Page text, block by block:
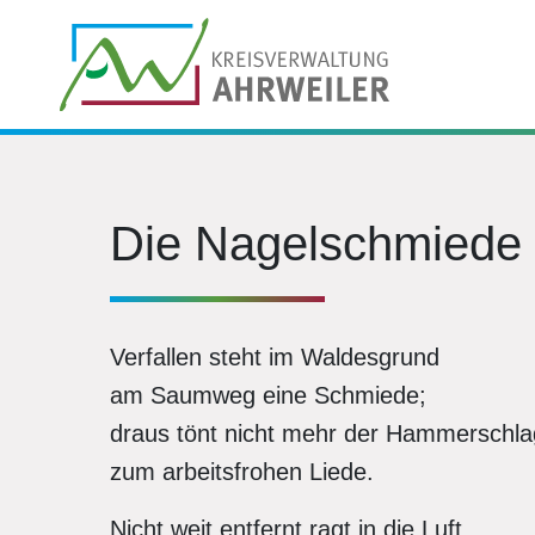
Die Nagelschmiede
Verfallen steht im Waldesgrund
am Saumweg eine Schmiede;
draus tönt nicht mehr der
zum arbeitsfrohen Liede.
Nicht weit entfernt ragt in die Luft